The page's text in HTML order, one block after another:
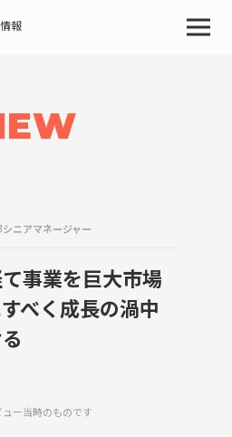
報
ニアマネージャー
事業を巨大市場
べく成長の渦中
ー当時のものです